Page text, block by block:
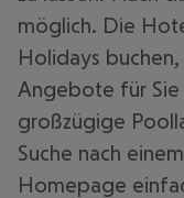
möglich. Die
Holidays
Angebote für
großzügige
Suche nach
Homepage